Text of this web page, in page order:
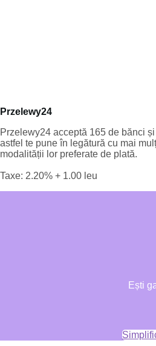
Przelewy24
Przelewy24 acceptă 165 de bănci
astfel te pune în legătură cu mai
modalității lor preferate de plată.
Taxe: 2.20% + 1.00 leu
Ești